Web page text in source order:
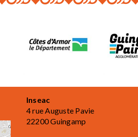
Inseac
4 rue Auguste Pavie
22200 Guingamp